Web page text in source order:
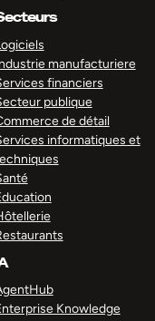
manufacturiere
financiers
publique
de détail
informatiques et
Knowledge